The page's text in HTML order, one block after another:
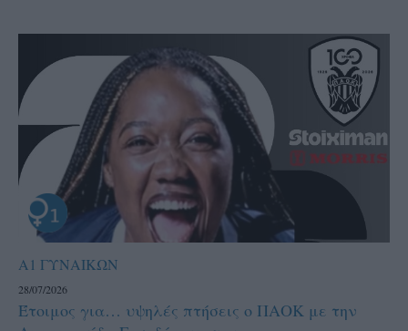
Α1 ΓΥΝΑΙΚΩΝ
28/07/2026
Έτοιμος για… υψηλές πτήσεις ο ΠΑΟΚ με την